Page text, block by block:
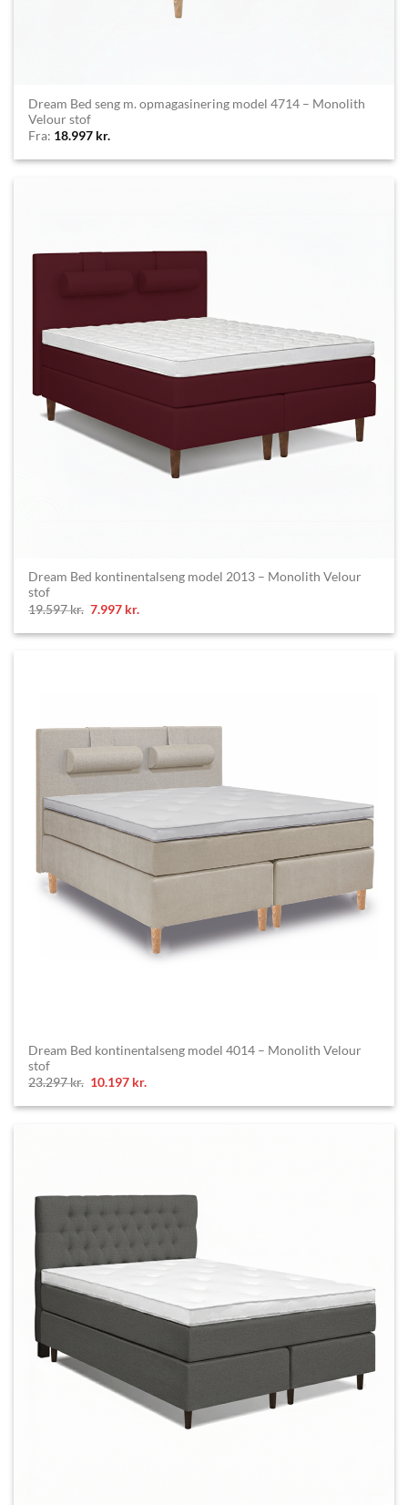
Dream Bed seng m. opmagasinering model 4714 – Monolith
Velour stof
Fra: 18.997 kr.
Dream Bed kontinentalseng model 2013 – Monolith Velour
stof
19.597kr. Original
was:
7.997 kr.
is:
Dream Bed kontinentalseng model 4014 – Monolith Velour
stof
23.297kr. Original
was:
10.197 kr.Current
is: